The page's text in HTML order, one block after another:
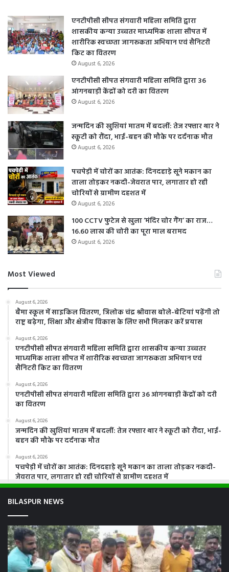
एनटीपीसी सीपत संगवारी महिला समिति द्वारा
शासकीय कन्या उच्चतर माध्यमिक शाला सीपत में
शारीरिक स्वच्छता जागरूकता अभियान एवं सैनिटरी
किट का वितरण
August 6, 2026
एनटीपीसी सीपत संगवारी महिला समिति द्वारा 36
आंगनबाड़ी केंद्रों को दरी का वितरण
August 6, 2026
जन्मदिन की खुशियां मातम में बदलीं: तेज रफ्तार थार ने
स्कूटी को रौंदा, भाई-बहन की मौके पर दर्दनाक मौत
August 6, 2026
पचपेड़ी में चोरों का आतंक: दिनदहाड़े सूने मकान का
ताला तोड़कर नकदी-जेवरात पार, लगातार हो रही
चोरियों से ग्रामीण दहशत में
August 6, 2026
100 CCTV फुटेज से खुला ‘मंदिर चोर गैंग’ का राज…
16.60 लाख की चोरी का पूरा माल बरामद
August 6, 2026
Most Viewed
August 6, 2026
बैमा स्कूल में साइकिल वितरण, त्रिलोक चंद्र श्रीवास बोले-बेटियां पढ़ेंगी तो
राष्ट्र बढ़ेगा, शिक्षा और क्षेत्रीय विकास के लिए सभी मिलकर करें प्रयास
August 6, 2026
एनटीपीसी सीपत संगवारी महिला समिति द्वारा शासकीय कन्या उच्चतर
माध्यमिक शाला सीपत में शारीरिक स्वच्छता जागरूकता अभियान एवं
सैनिटरी किट का वितरण
August 6, 2026
एनटीपीसी सीपत संगवारी महिला समिति द्वारा 36 आंगनबाड़ी केंद्रों को दरी
का वितरण
August 6, 2026
जन्मदिन की खुशियां मातम में बदलीं: तेज रफ्तार थार ने स्कूटी को रौंदा, भाई-
बहन की मौके पर दर्दनाक मौत
August 6, 2026
पचपेड़ी में चोरों का आतंक: दिनदहाड़े सूने मकान का ताला तोड़कर नकदी-
जेवरात पार, लगातार हो रही चोरियों से ग्रामीण दहशत में
BILASPUR NEWS